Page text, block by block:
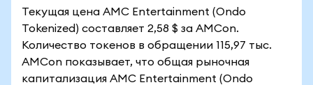
Текущая цена AMC Entertainment (Ondo
Tokenized) составляет 2,58 $ за AMCon.
Количество токенов в обращении 115,97 тыс.
AMCon показывает, что общая рыночная
капитализация AMC Entertainment (Ondo